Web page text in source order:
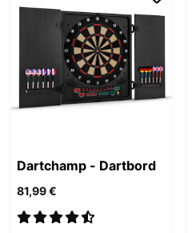
Dartchamp - Dartbord
81,99 €